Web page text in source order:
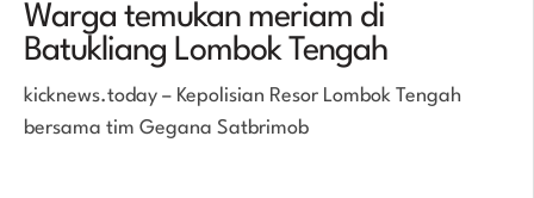
Warga temukan meriam di
Batukliang Lombok Tengah
kicknews.today – Kepolisian Resor Lombok Tengah
bersama tim Gegana Satbrimob